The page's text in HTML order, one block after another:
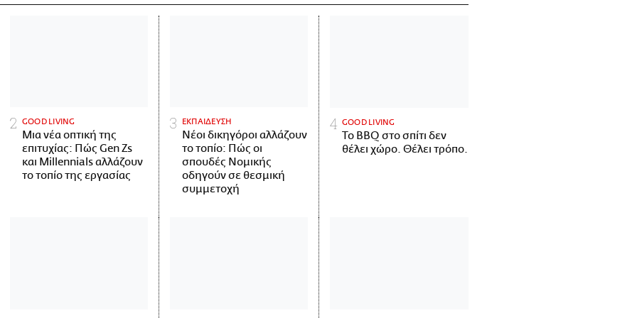
GOOD LIVING
Μια νέα οπτική της
επιτυχίας: Πώς Gen Zs
και Millennials αλλάζουν
το τοπίο της εργασίας
ΕΚΠΑΙΔΕΥΣΗ
Νέοι δικηγόροι αλλάζουν
το τοπίο: Πώς οι
σπουδές Νομικής
οδηγούν σε θεσμική
συμμετοχή
GOOD LIVING
Το BBQ στο σπίτι δεν
θέλει χώρο. Θέλει τρόπο.